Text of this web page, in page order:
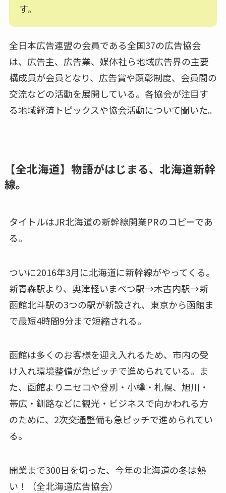
す。
全日本広告連盟の会員である全国37の広告協会
は、広告主、広告業、媒体社ら地域広告界の主要
構成員が会員となり、広告賞や顕彰制度、会員間の
交流などの活動を展開している。各協会が注目す
る地域経済トピックスや協会活動について聞いた。
【全北海道】物語がはじまる、北海道新幹
線。
タイトルはJR北海道の新幹線開業PRのコピーであ
る。
ついに2016年3月に北海道に新幹線がやってくる。
新青森駅より、奥津軽いまべつ駅→木古内駅→新
函館北斗駅の3つの駅が新設され、東京から函館ま
で最短4時間9分まで短縮される。
函館は多くのお客様を迎え入れるため、市内の受
け入れ環境整備が急ピッチで進められている。ま
た、函館よりニセコや登別・小樽・札幌、旭川・
帯広・釧路などに観光・ビジネスで向かわれる方
のために、2次交通整備も急ピッチで進められてい
る。
開業まで300日を切った、今年の北海道の冬は熱
い！（全北海道広告協会）